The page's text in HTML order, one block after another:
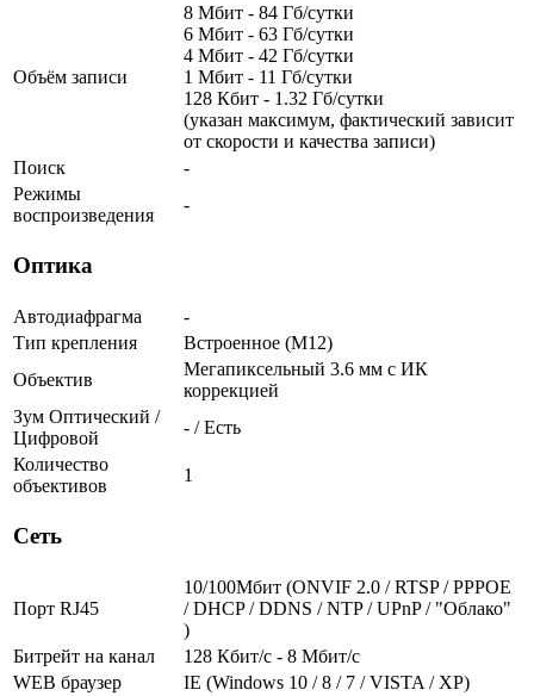
Объём записи
8 Мбит - 84 Гб/сутки
6 Мбит - 63 Гб/сутки
4 Мбит - 42 Гб/сутки
1 Мбит - 11 Гб/сутки
128 Кбит - 1.32 Гб/сутки
(указан максимум, фактический зависит
от скорости и качества записи)
Поиск
-
Режимы
воспроизведения
-
Оптика
Автодиафрагма
-
Тип крепления
Встроенное (М12)
Объектив
Мегапиксельный 3.6 мм c ИК
коррекцией
Зум Оптический /
Цифровой
- / Есть
Количество
объективов
1
Сеть
Порт RJ45
10/100Мбит (ONVIF 2.0 / RTSP / PPPOE
/ DHCP / DDNS / NTP / UPnP / "Облако"
)
Битрейт на канал
128 Кбит/с - 8 Мбит/с
WEB браузер
IE (Windows 10 / 8 / 7 / VISTA / XP)